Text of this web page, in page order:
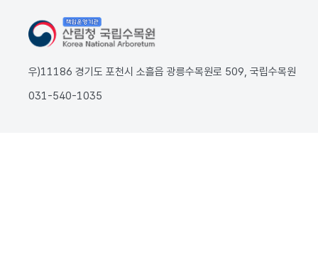
우)11186 경기도 포천시 소흘읍 광릉수목원로 509, 국립수목원
031-540-1035